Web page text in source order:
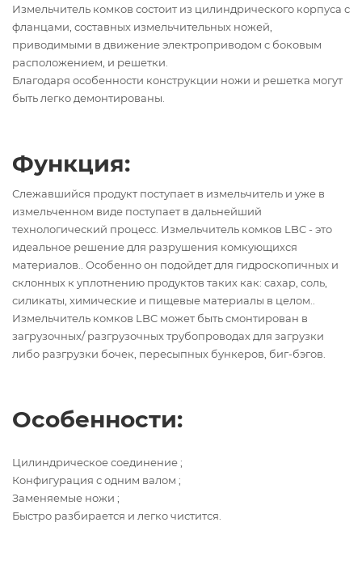
Измельчитель комков состоит из цилиндрического корпуса с
фланцами, составных измельчительных ножей,
приводимыми в движение электроприводом с боковым
расположением, и решетки.
Благодаря особенности конструкции ножи и решетка могут
быть легко демонтированы.
Функция:
Слежавшийся продукт поступает в измельчитель и уже в
измельченном виде поступает в дальнейший
технологический процесс. Измельчитель комков LBC - это
идеальное решение для разрушения комкующихся
материалов.. Особенно он подойдет для гидроскопичных и
склонных к уплотнению продуктов таких как: сахар, соль,
силикаты, химические и пищевые материалы в целом..
Измельчитель комков LBC может быть смонтирован в
загрузочных/ разгрузочных трубопроводах для загрузки
либо разгрузки бочек, пересыпных бункеров, биг-бэгов.
Особенности:
Цилиндрическое соединение ;
Конфигурация с одним валом ;
Заменяемые ножи ;
Быстро разбирается и легко чистится.